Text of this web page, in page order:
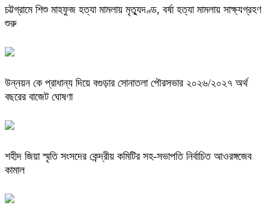
চট্টগ্রামে শিশু মাহফুজ হত্যা মামলায় মৃত্যুদণ্ড, বর্ষা হত্যা মামলায় সাক্ষ্যগ্রহণ
শুরু
উন্নয়ন কে প্রাধান্য দিয়ে বগুড়ার সোনাতলা পৌরসভার ২০২৬/২০২৭ অর্থ
বছরের বাজেট ঘোষণা
শহীদ জিয়া স্মৃতি সংসদের কেন্দ্রীয় কমিটির সহ-সভাপতি নির্বাচিত আওরঙ্গজেব
কামাল